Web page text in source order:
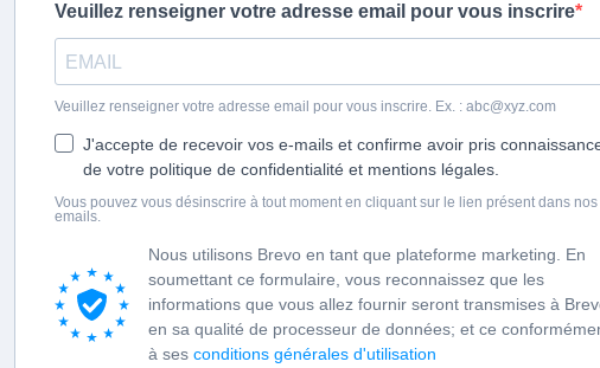
Veuillez renseigner votre adresse email pour vous inscrire
Veuillez renseigner votre adresse email pour vous inscrire. Ex. : abc@xyz.com
J'accepte de recevoir vos e-mails et confirme avoir pris
de votre politique de confidentialité et mentions légales.
Vous pouvez vous désinscrire à tout moment en cliquant sur le lien présent dans nos
emails.
Nous utilisons Brevo en tant que plateforme marketing. En
soumettant ce formulaire, vous reconnaissez que les
informations que vous allez fournir seront transmises à
en sa qualité de processeur de données; et ce
à ses conditions générales d'utilisation